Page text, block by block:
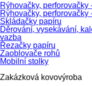
Rýhovačky, perforovačky
Rýhovačky, perforovačky
Skládačky papíru
Děrování, vysekávání,
vazba
Řezačky papíru
Zaoblovače rohů
Mobilní stolky
Zakázková kovovýroba